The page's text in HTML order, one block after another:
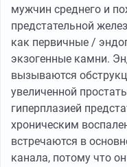
мужчин среднего и
предстательной
как первичные /
экзогенные камни.
вызываются
увеличенной
гиперплазией
хроническим
встречаются в
канала, потому что